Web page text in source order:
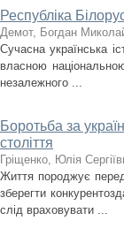
Республіка
Демот, Богдан
Сучасна українська
власною
незалежного ...
Боротьба за
століття
Гріщенко, Юлія
Життя породжує
зберегти
слід враховувати ...